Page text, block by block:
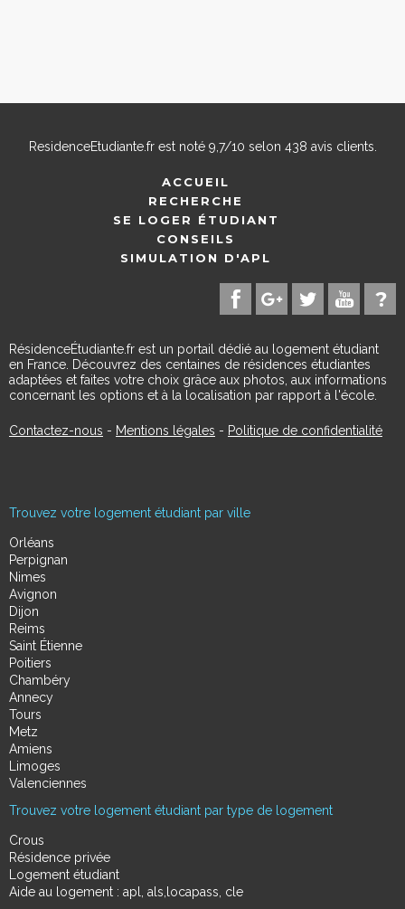
ResidenceEtudiante.frest noté 9,7/10 selon 438 avis clients.
ACCUEIL
RECHERCHE
SE LOGER ÉTUDIANT
CONSEILS
SIMULATION D'APL
RésidenceÉtudiante.fr est un portail dédié au logement étudiant
en France. Découvrez des centaines de résidences étudiantes
adaptées et faites votre choix grâce aux photos, aux informations
concernant les options et à la localisation par rapport à l'école.
Contactez-nous - Mentions légales - Politique de confidentialité
Trouvez votre logement étudiant par ville
Orléans
Perpignan
Nimes
Avignon
Dijon
Reims
Saint Étienne
Poitiers
Chambéry
Annecy
Tours
Metz
Amiens
Limoges
Valenciennes
Trouvez votre logement étudiant par type de logement
Crous
Résidence privée
Logement étudiant
Aide au logement : apl, als,locapass, cle